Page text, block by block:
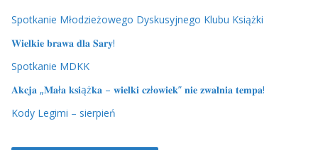
Spotkanie Młodzieżowego Dyskusyjnego Klubu Książki
𝐖𝐢𝐞𝐥𝐤𝐢𝐞 𝐛𝐫𝐚𝐰𝐚 𝐝𝐥𝐚 𝐒𝐚𝐫𝐲!
Spotkanie MDKK
𝐀𝐤𝐜𝐣𝐚 „𝐌𝐚ł𝐚 𝐤𝐬𝐢ąż𝐤𝐚 – 𝐰𝐢𝐞𝐥𝐤𝐢 𝐜𝐳ł𝐨𝐰𝐢𝐞𝐤” 𝐧𝐢𝐞 𝐳𝐰𝐚𝐥𝐧𝐢𝐚 𝐭𝐞𝐦𝐩𝐚!
Kody Legimi – sierpień